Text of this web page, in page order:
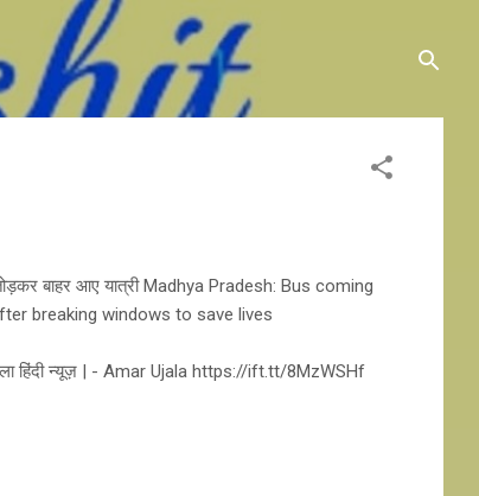
बाहर आए यात्री Madhya Pradesh: Bus coming
breaking windows to save lives
हिंदी न्यूज़ | - Amar Ujala https://ift.tt/8MzWSHf